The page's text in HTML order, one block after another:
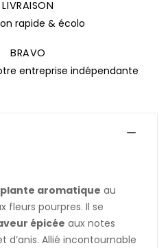
LIVRAISON
rapide & écolo
BRAVO
entreprise indépendante
plante aromatique au
fleurs pourpres. Il se
épicée aux notes
d’anis. Allié incontournable